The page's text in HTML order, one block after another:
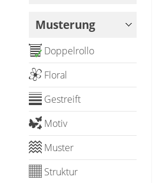
Musterung
✓Doppelrollo
Floral
Gestreift
Motiv
Muster
Struktur